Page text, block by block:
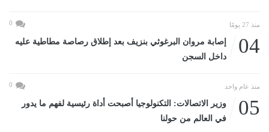
منذ 27 يومًا 0
04
إصابة مروان البرغوثي بنزيف بعد إطلاق رصاصة مطاطية عليه
داخل السجن
منذ عام واحد 0
05
وزير الاتصالات: التكنولوجيا أصبحت أداة رئيسية لفهم ما يدور
في العالم من حولنا